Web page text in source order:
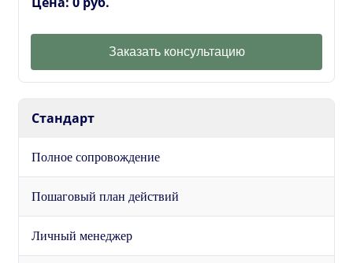
Заказать консультацию
Стандарт
Полное сопровождение
Пошаговый план действий
Личный менеджер